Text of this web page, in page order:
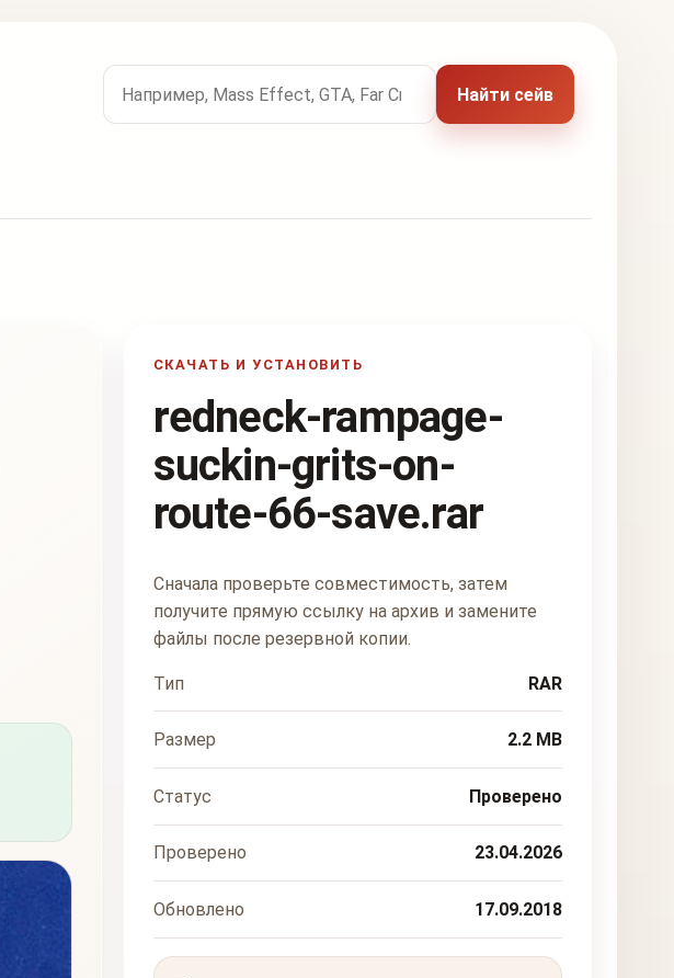
Поиск по названию игры
Найти сейв
СКАЧАТЬ И УСТАНОВИТЬ
redneck-rampage-
suckin-grits-on-
route-66-save.rar
Сначала проверьте совместимость, затем
получите прямую ссылку на архив и замените
файлы после резервной копии.
Тип RAR
Размер 2.2 MB
Статус Проверено
Проверено 23.04.2026
Обновлено 17.09.2018